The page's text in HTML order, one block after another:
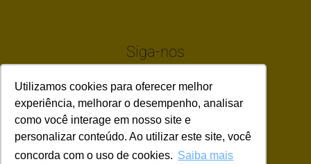
Utilizamos cookies para oferecer melhor
experiência, melhorar o desempenho, analisar
como você interage em nosso site e
personalizar conteúdo. Ao utilizar este site, você
concorda com o uso de cookies. Saiba mais
Siga-nos